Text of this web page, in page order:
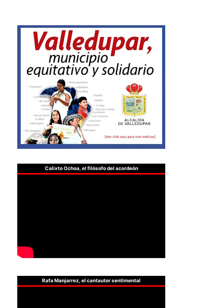
Calixto Ochoa, el filósofo del acordeón
Rafa Manjarrez, el cantautor sentimental